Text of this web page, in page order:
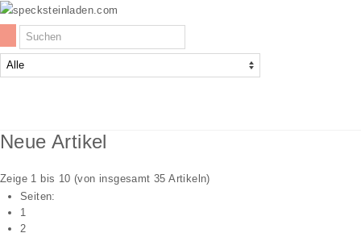
Neue Artikel
Zeige 1 bis 10 (von insgesamt35 Artikeln)
Seiten:
1
2